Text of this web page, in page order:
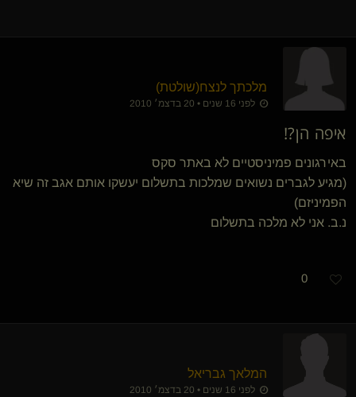
מלכתך לנצח​(שולטת)
לפני 16 שנים • 20 בדצמ׳ 2010
איפה הן?!
באירגונים פמיניסטיים לא באתר סקס
(מגיע לגברים נשואים שמלכות בתשלום יעשקו אותם אגב זה שיא
הפמיניזם)
נ.ב. אני לא מלכה בתשלום
0
המלאך גבריאל
לפני 16 שנים • 20 בדצמ׳ 2010